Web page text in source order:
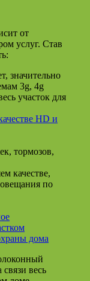
от
услуг. Став
значительно
3g, 4g
участок для
HD и
тормозов,
качестве,
по
дома
весь